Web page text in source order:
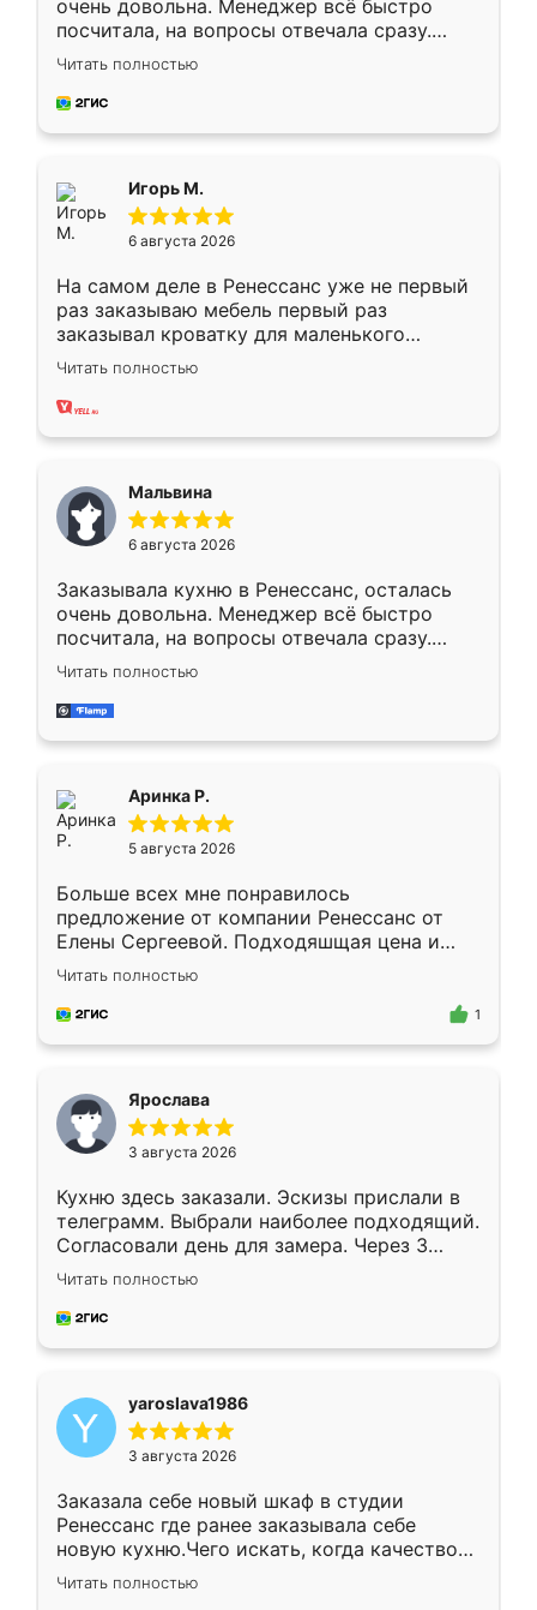
очень довольна. Менеджер всё быстро
посчитала, на вопросы отвечала сразу.
Замерщик приехал в субботу, подошёл к
делу со всей ответственностью. Собрали
за день, ребята работали аккуратно, даже
Читать полностью
Игорь М.
6 августа 2026
На самом деле в Ренессанс уже не первый
раз заказываю мебель первый раз
заказывал кроватку для маленького
ребёнка при его рождении ,во второй раз
заказал шкаф-купе. По качеству очень
хорошее сборка достаточно быстрая,
меньше, здесь же он более разнообразный.
Мне нравится ,если что-то потребуется из
мебели буду заказывать только здесь.
Читать полностью
Мальвина
6 августа 2026
Заказывала кухню в Ренессанс, осталась
очень довольна. Менеджер всё быстро
посчитала, на вопросы отвечала сразу.
Замерщик приехал в субботу, подошёл к
делу со всей ответственностью. Собрали
за день, ребята работали аккуратно, даже
Читать полностью
Аринка Р.
5 августа 2026
Больше всех мне понравилось
предложение от компании Ренессанс от
Елены Сергеевой. Подходяшщая цена и
короткие сроки изготовления. Приехавший
для замера сотрудник Владислав
предложил по моему эскизу самый
Читать полностью
1
Ярослава
3 августа 2026
Кухню здесь заказали. Эскизы прислали в
телеграмм. Выбрали наиболее подходящий.
Согласовали день для замера. Через 3
недели кухня была уже готова. Остались
довольны работой. Спасибо Ренессанс
мебель за качественную работу!
Читать полностью
yaroslava1986
3 августа 2026
Заказала себе новый шкаф в студии
Ренессанс где ранее заказывала себе
новую кухню.Чего искать, когда качеством
вполне довольна. Служит кухня уже почти
два года, нареканий нет.
Читать полностью